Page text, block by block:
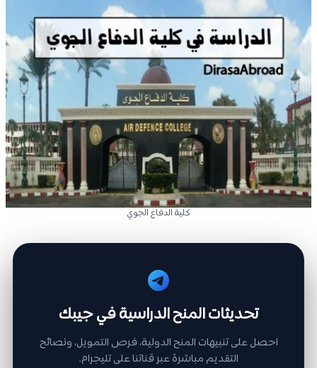
كلية الدفاع الجوي
تحديثات المنح الدراسية في جيبك
احصل على تنبيهات المنح الدولية، فرص التمويل، ونصائح
التقديم مباشرة عبر قناتنا على تليجرام.